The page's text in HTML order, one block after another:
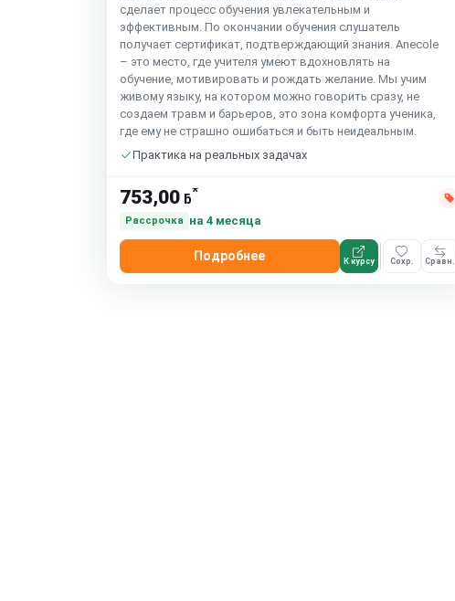
сделает процесс обучения увлекательным и
эффективным. По окончании обучения слушатель
получает сертификат, подтверждающий знания. Anecole
– это место, где учителя умеют вдохновлять на
обучение, мотивировать и рождать желание. Мы учим
живому языку, на котором можно говорить сразу, не
создаем травм и барьеров, это зона комфорта ученика,
где ему не страшно ошибаться и быть неидеальным.
Практика на реальных задачах
753,00 ƃ*
Рассрочка на 4 месяца
Подробнее К курсу Сохр. Сравн.